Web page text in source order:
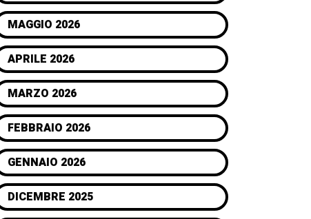
MAGGIO 2026
APRILE 2026
MARZO 2026
FEBBRAIO 2026
GENNAIO 2026
DICEMBRE 2025